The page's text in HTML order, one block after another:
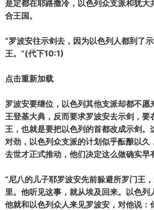
是定都在耶路撒冷，以色列众支派和犹大
合王国。
“罗波安往示剑去，因为以色列人都到了
王。”(代下10:1)
点击重新加载
罗波安要继位，以色列其他支派却都不愿
王登基大典，反而要求罗波安去示剑，要
王，也就是要把以色列的首都改成示剑。
对劲，以色列众支派的计划似乎酝酿以久
去世才正式推动，他们决定这么做确实早
“尼八的儿子耶罗波安先前躲避所罗门王
里。他听见这事，就从埃及回来。以色列
他就和以色列众人来见罗波安，对他说：